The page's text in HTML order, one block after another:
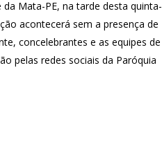
Mata-PE, na tarde desta quinta-
acontecerá sem a presença de
concelebrantes e as equipes de
pelas redes sociais da Paróquia